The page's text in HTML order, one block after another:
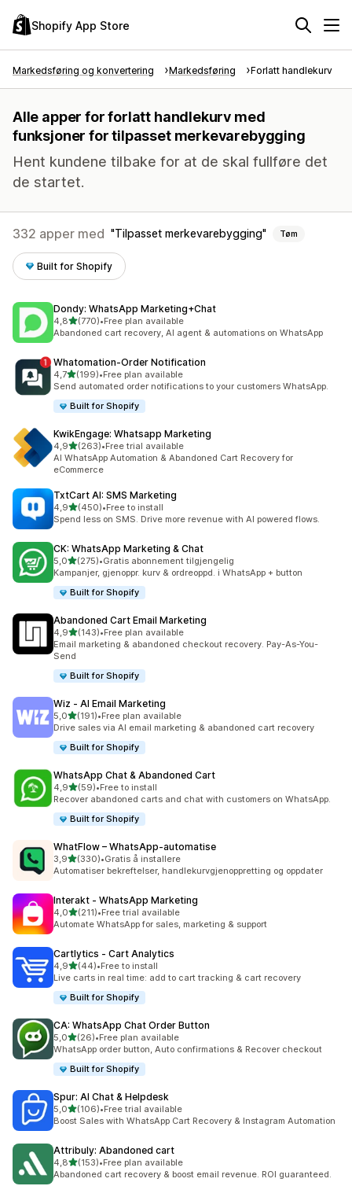
Shopify App Store
Markedsføring og konvertering Markedsføring Forlatt handlekurv
Alle apper for forlatt handlekurv med
funksjoner for tilpasset merkevarebygging
Hent kundene tilbake for at de skal fullføre det
de startet.
332 apper med Tilpasset merkevarebygging Tøm
Built for Shopify
Dondy: WhatsApp Marketing+Chat
4,8av 5 stjerner
(770)
Totalt 770 omtaler
•Free plan available
Abandoned cart recovery, AI agent & automations on WhatsApp
Whatomation‑Order Notification
4,7av 5 stjerner
(199)
Totalt 199 omtaler
•Free plan available
Send automated order notifications to your customers WhatsApp.
Built for Shopify
KwikEngage: Whatsapp Marketing
4,9av 5 stjerner
(263)
Totalt 263 omtaler
•Free trial available
AI WhatsApp Automation & Abandoned Cart Recovery for
eCommerce
TxtCart AI: SMS Marketing
4,9av 5 stjerner
(450)
Totalt 450 omtaler
•Free to install
Spend less on SMS. Drive more revenue with AI powered flows.
CK: WhatsApp Marketing & Chat
5,0av 5 stjerner
(275)
Totalt 275 omtaler
•Gratis abonnement tilgjengelig
Kampanjer, gjenoppr. kurv & ordreoppd. i WhatsApp + button
Built for Shopify
Abandoned Cart Email Marketing
4,9av 5 stjerner
(143)
Totalt 143 omtaler
•Free plan available
Email marketing & abandoned checkout recovery. Pay-As-You-
Send
Built for Shopify
Wiz ‑ AI Email Marketing
5,0av 5 stjerner
(191)
Totalt 191 omtaler
•Free plan available
Drive sales via AI email marketing & abandoned cart recovery
Built for Shopify
WhatsApp Chat & Abandoned Cart
4,9av 5 stjerner
(59)
Totalt 59 omtaler
•Free to install
Recover abandoned carts and chat with customers on WhatsApp.
Built for Shopify
WhatFlow – WhatsApp‑automatise
3,9av 5 stjerner
(330)
Totalt 330 omtaler
•Gratis å installere
Automatiser bekreftelser, handlekurvgjenoppretting og oppdater
Interakt ‑ WhatsApp Marketing
4,0av 5 stjerner
(211)
Totalt 211 omtaler
•Free trial available
Automate WhatsApp for sales, marketing & support
Cartlytics ‑ Cart Analytics
4,9av 5 stjerner
(44)
Totalt 44 omtaler
•Free to install
Live carts in real time: add to cart tracking & cart recovery
Built for Shopify
CA: WhatsApp Chat Order Button
5,0av 5 stjerner
(26)
Totalt 26 omtaler
•Free plan available
WhatsApp order button, Auto confirmations & Recover checkout
Built for Shopify
Spur: AI Chat & Helpdesk
5,0av 5 stjerner
(106)
Totalt 106 omtaler
•Free trial available
Boost Sales with WhatsApp Cart Recovery & Instagram Automation
Attribuly: Abandoned cart
4,8av 5 stjerner
(153)
Totalt 153 omtaler
•Free plan available
Abandoned cart recovery & boost email revenue. ROI guaranteed.